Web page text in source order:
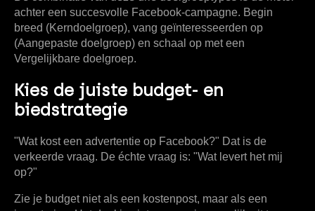
achter een succesvolle Facebook-campagne. Begin
breed (Kerndoelgroep), vang geïnteresseerden op
(Aangepaste doelgroep) en schaal op met een
Vergelijkbare doelgroep.
Kies de juiste budget- en
biedstrategie
"Wat kost een advertentie op Facebook?" Dat is de
verkeerde vraag. De échte vraag is: "Wat levert het mij
op?"
Zie je budget niet als een kostenpost, maar als een